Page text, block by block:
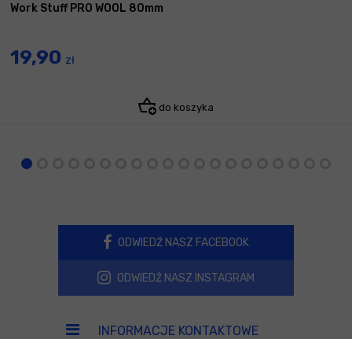
Work Stuff PRO WOOL 80mm
19,90 zł
do koszyka
ODWIEDŹ NASZ FACEBOOK
ODWIEDŹ NASZ INSTAGRAM
INFORMACJE KONTAKTOWE